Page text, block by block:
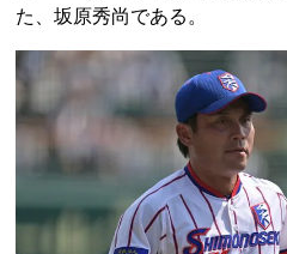
た、坂原秀尚である。